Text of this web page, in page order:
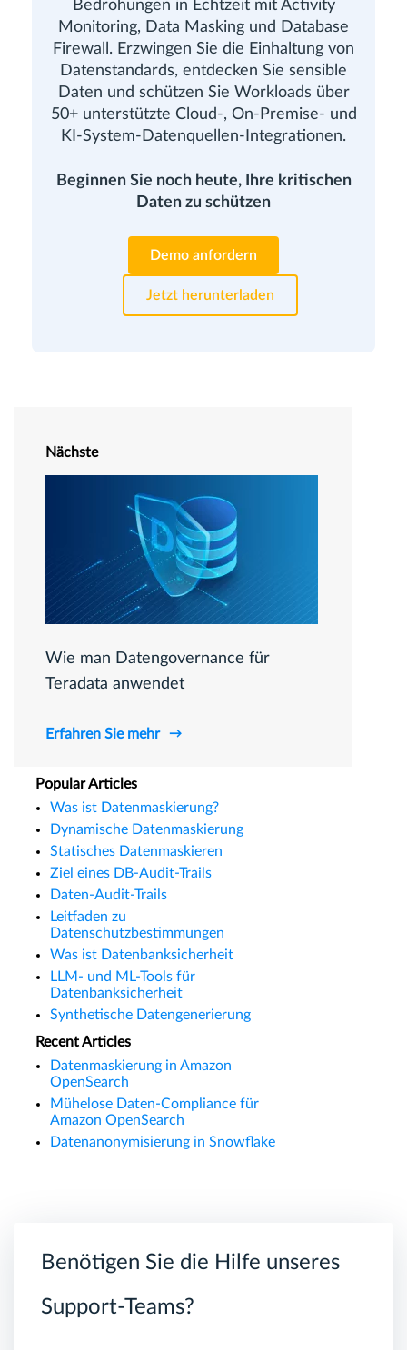
Bedrohungen in Echtzeit mit Activity
Monitoring, Data Masking und Database
Firewall. Erzwingen Sie die Einhaltung von
Datenstandards, entdecken Sie sensible
Daten und schützen Sie Workloads über
50+ unterstützte Cloud-, On-Premise- und
KI-System-Datenquellen-Integrationen.
Beginnen Sie noch heute, Ihre kritischen
Daten zu schützen
Demo anfordern
Jetzt herunterladen
Nächste
Wie man Datengovernance für
Teradata anwendet
Erfahren Sie mehr
Popular Articles
Was ist Datenmaskierung?
Dynamische Datenmaskierung
Statisches Datenmaskieren
Ziel eines DB-Audit-Trails
Daten-Audit-Trails
Leitfaden zu
Datenschutzbestimmungen
Was ist Datenbanksicherheit
LLM- und ML-Tools für
Datenbanksicherheit
Synthetische Datengenerierung
Recent Articles
Datenmaskierung in Amazon
OpenSearch
Mühelose Daten-Compliance für
Amazon OpenSearch
Datenanonymisierung in Snowflake
Benötigen Sie die Hilfe unseres
Support-Teams?